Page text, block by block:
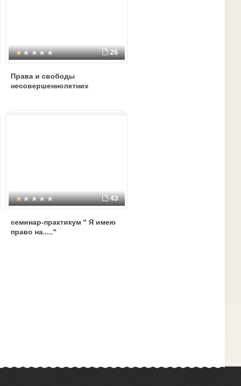
26
Права и свободы
несовершеннолетних
43
семинар-практикум " Я имею
право на....."